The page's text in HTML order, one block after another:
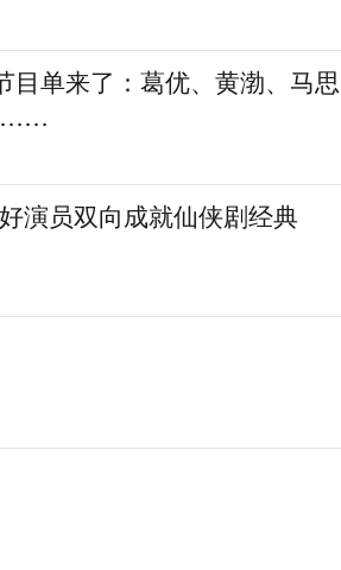
目单来了：葛优、黄渤、马思
……
演员双向成就仙侠剧经典